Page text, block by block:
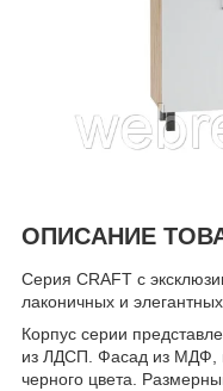
ОПИСАНИЕ
Серия CRAFT с
лаконичных и
Корпус серии
из ЛДСП. Фасад из МДФ,
черного цвета.